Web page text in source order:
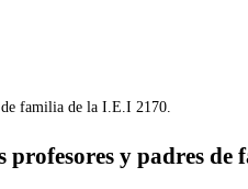
y padres